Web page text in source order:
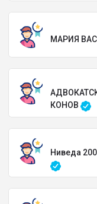
МАРИЯ
КОНОВ
Ниведа